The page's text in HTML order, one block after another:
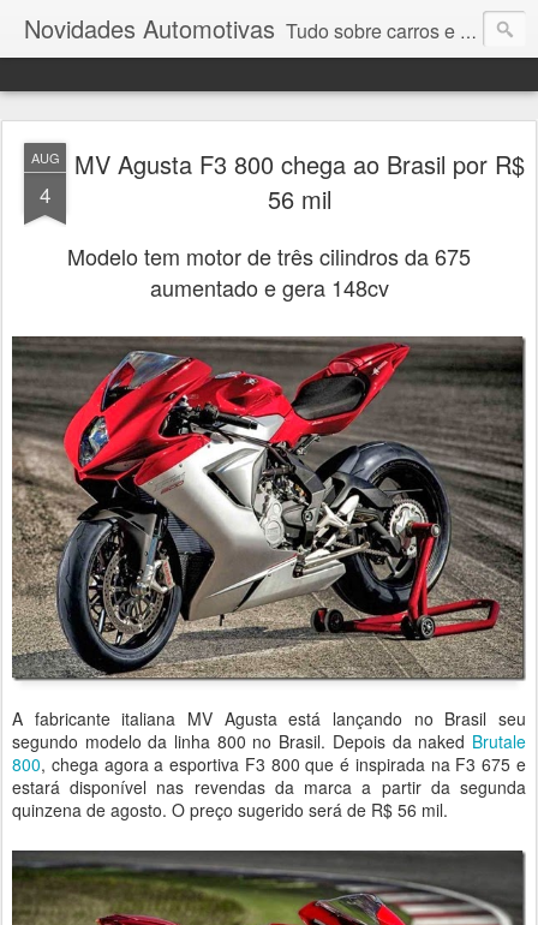
Novidades Automotivas Tudo sobre carros e motores
AUG
4
MV Agusta F3 800 chega ao Brasil por R$
56 mil
Modelo tem motor de três cilindros da 675
aumentado e gera 148cv
A fabricante italiana MV Agusta está lançando no Brasil seu
segundo modelo da linha 800 no Brasil. Depois da naked Brutale
800, chega agora a esportiva F3 800 que é inspirada na F3 675 e
estará disponível nas revendas da marca a partir da segunda
quinzena de agosto. O preço sugerido será de R$ 56 mil.